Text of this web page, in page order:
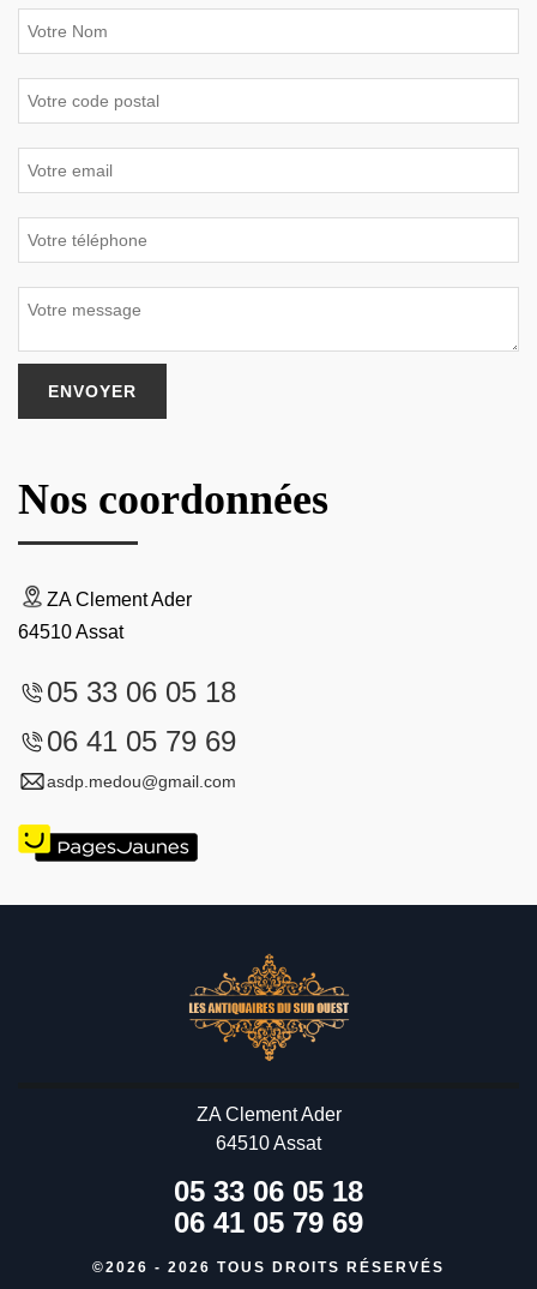
Nos coordonnées
ZA Clement Ader
64510 Assat
05 33 06 05 18
06 41 05 79 69
asdp.medou@gmail.com
ZA Clement Ader
64510 Assat
05 33 06 05 18
06 41 05 79 69
©2026 - 2026 TOUS DROITS RÉSERVÉS